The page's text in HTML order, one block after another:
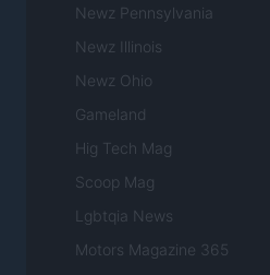
Newz Pennsylvania
Newz Illinois
Newz Ohio
Gameland
Hig Tech Mag
Scoop Mag
Lgbtqia News
Motors Magazine 365